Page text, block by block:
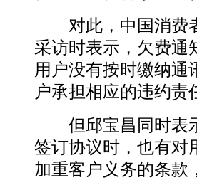
对此，中国消费者
采访时表示，欠费通
用户没有按时缴纳通
户承担相应的违约责
但邱宝昌同时表示
签订协议时，也有对
加重客户义务的条款